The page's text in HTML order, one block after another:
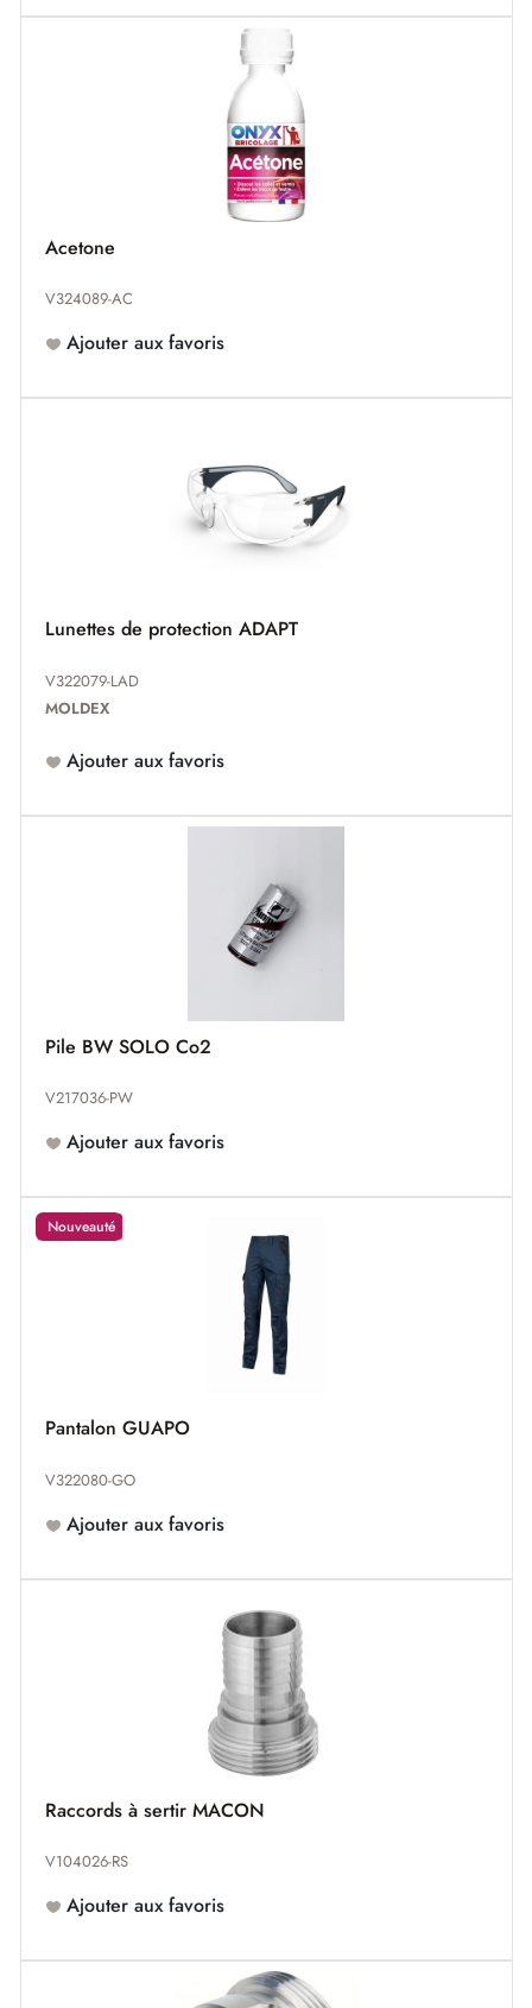
Acetone
V324089-AC
Ajouter aux favoris
Lunettes de protection ADAPT
V322079-LAD
MOLDEX
Ajouter aux favoris
Pile BW SOLO Co2
V217036-PW
Ajouter aux favoris
Nouveauté
Pantalon GUAPO
V322080-GO
Ajouter aux favoris
Raccords à sertir MACON
V104026-RS
Ajouter aux favoris